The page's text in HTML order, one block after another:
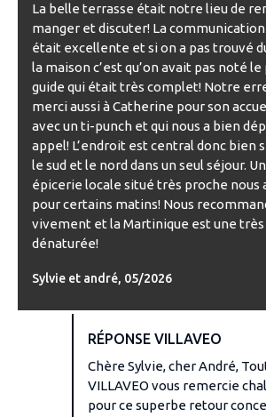
La belle terrasse était notre lieu de
manger et discuter! La
était excellente et si on a pas trouvé
la maison c’est qu’on avait pas noté
guide qui était très complet! Notre
merci aussi à Catherine pour son
avec un ti-punch et qui nous a bien
appel! L’endroit est central donc bien
le sud et le nord dans un seul séjour.
épicerie locale situé très proche nous
pour certains matins! Nous
vivement et la Martinique est une
dénaturée!
Sylvie et andré, 05/2026
RÉPONSE VILLAVEO
Chère Sylvie, cher André,
VILLAVEO vous remercie
pour ce superbe retour